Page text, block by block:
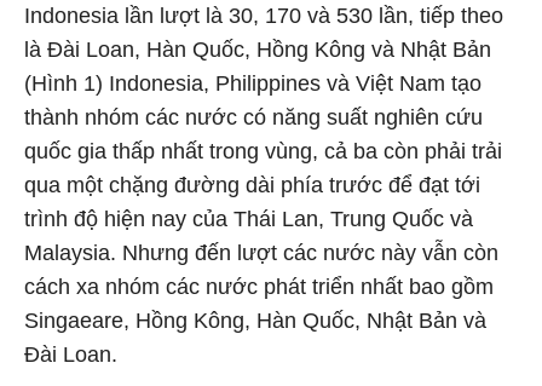
Indonesia lần lượt là 30, 170 và 530 lần, tiếp theo
là Đài Loan, Hàn Quốc, Hồng Kông và Nhật Bản
(Hình 1) Indonesia, Philippines và Việt Nam tạo
thành nhóm các nước có năng suất nghiên cứu
quốc gia thấp nhất trong vùng, cả ba còn phải trải
qua một chặng đường dài phía trước để đạt tới
trình độ hiện nay của Thái Lan, Trung Quốc và
Malaysia. Nhưng đến lượt các nước này vẫn còn
cách xa nhóm các nước phát triển nhất bao gồm
Singaeare, Hồng Kông, Hàn Quốc, Nhật Bản và
Đài Loan.